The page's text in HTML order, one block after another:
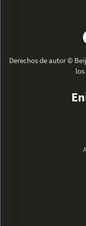
Derechos de autor ©